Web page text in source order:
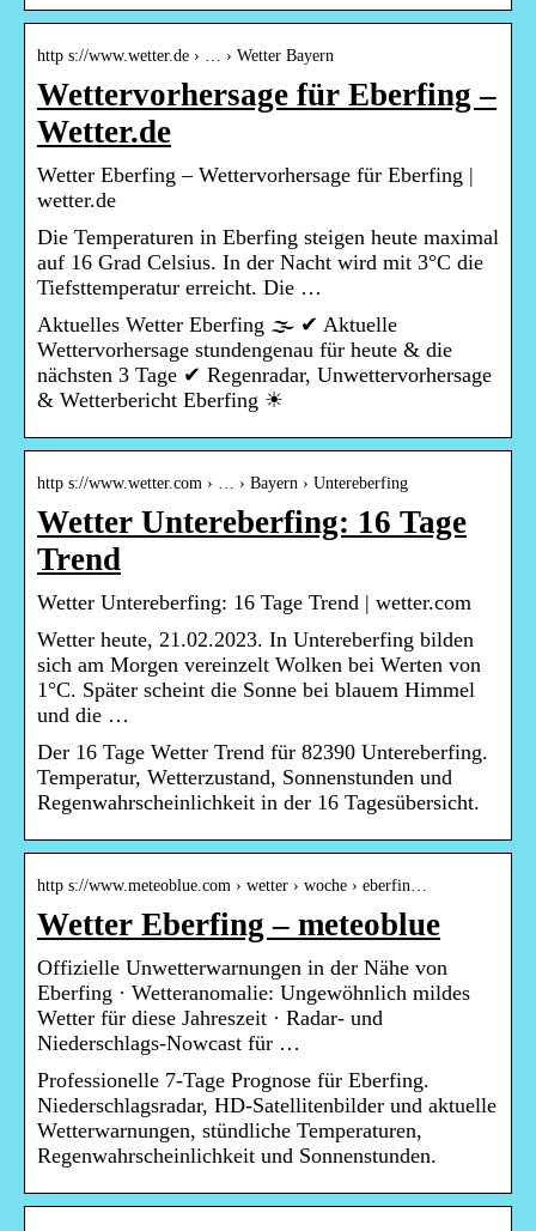
http s://www.wetter.de › … › Wetter Bayern
Wettervorhersage für Eberfing –
Wetter.de
Wetter Eberfing – Wettervorhersage für Eberfing |
wetter.de
Die Temperaturen in Eberfing steigen heute maximal
auf 16 Grad Celsius. In der Nacht wird mit 3°C die
Tiefsttemperatur erreicht. Die …
Aktuelles Wetter Eberfing 🌫️ ✔ Aktuelle
Wettervorhersage stundengenau für heute & die
nächsten 3 Tage ✔ Regenradar, Unwettervorhersage
& Wetterbericht Eberfing ☀
http s://www.wetter.com › … › Bayern › Untereberfing
Wetter Untereberfing: 16 Tage
Trend
Wetter Untereberfing: 16 Tage Trend | wetter.com
Wetter heute, 21.02.2023. In Untereberfing bilden
sich am Morgen vereinzelt Wolken bei Werten von
1°C. Später scheint die Sonne bei blauem Himmel
und die …
Der 16 Tage Wetter Trend für 82390 Untereberfing.
Temperatur, Wetterzustand, Sonnenstunden und
Regenwahrscheinlichkeit in der 16 Tagesübersicht.
http s://www.meteoblue.com › wetter › woche › eberfin…
Wetter Eberfing – meteoblue
Offizielle Unwetterwarnungen in der Nähe von
Eberfing · Wetteranomalie: Ungewöhnlich mildes
Wetter für diese Jahreszeit · Radar- und
Niederschlags-Nowcast für …
Professionelle 7-Tage Prognose für Eberfing.
Niederschlagsradar, HD-Satellitenbilder und aktuelle
Wetterwarnungen, stündliche Temperaturen,
Regenwahrscheinlichkeit und Sonnenstunden.